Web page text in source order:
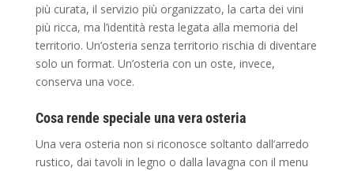
più curata, il servizio più organizzato, la carta dei vini
più ricca, ma l’identità resta legata alla memoria del
territorio. Un’osteria senza territorio rischia di diventare
solo un format. Un’osteria con un oste, invece,
conserva una voce.
Cosa rende speciale una vera osteria
Una vera osteria non si riconosce soltanto dall’arredo
rustico, dai tavoli in legno o dalla lavagna con il menu